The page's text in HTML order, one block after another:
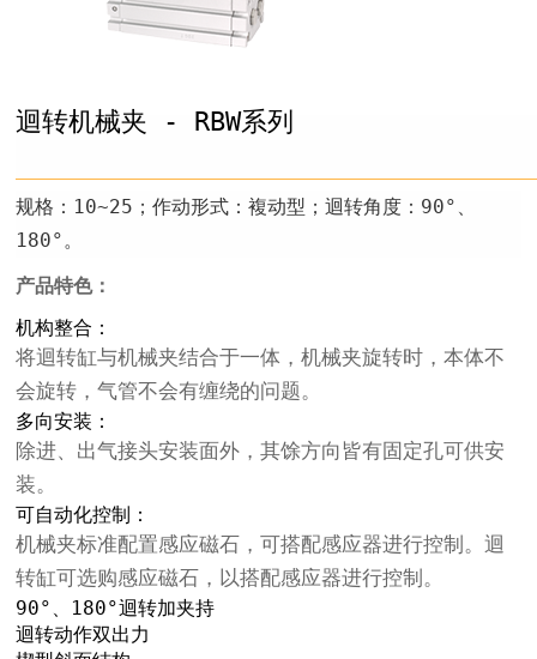
迴转机械夹 - RBW系列
规格：10~25；作动形式：複动型；迴转角度：90°、
180°。
产品特色：
机构整合：
将迴转缸与机械夹结合于一体，机械夹旋转时，本体不
会旋转，气管不会有缠绕的问题。
多向安装：
除进、出气接头安装面外，其馀方向皆有固定孔可供安
装。
可自动化控制：
机械夹标准配置感应磁石，可搭配感应器进行控制。迴
转缸可选购感应磁石，以搭配感应器进行控制。
90°、180°迴转加夹持
迴转动作双出力